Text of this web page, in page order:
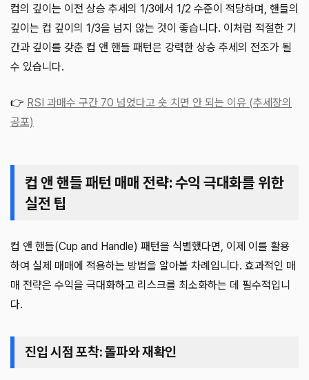
컵의 깊이는 이전 상승 추세의 1/3에서 1/2 수준이 적당하며, 핸들의
깊이는 컵 깊이의 1/3을 넘지 않는 것이 좋습니다. 이처럼 적절한 기
간과 깊이를 갖춘 컵 앤 핸들 패턴은 강력한 상승 추세의 전조가 될
수 있습니다.
👉 RSI 과매수 구간 70 넘었다고 숏 치면 안 되는 이유 (추세장의
공포)
컵 앤 핸들 패턴 매매 전략: 수익 극대화를 위한
실전 팁
컵 앤 핸들(Cup and Handle) 패턴을 식별했다면, 이제 이를 활용
하여 실제 매매에 적용하는 방법을 알아볼 차례입니다. 효과적인 매
매 전략은 수익을 극대화하고 리스크를 최소화하는 데 필수적입니
다.
진입 시점 포착: 돌파와 재확인